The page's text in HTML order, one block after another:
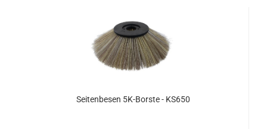
Seitenbesen 5K-Borste - KS650